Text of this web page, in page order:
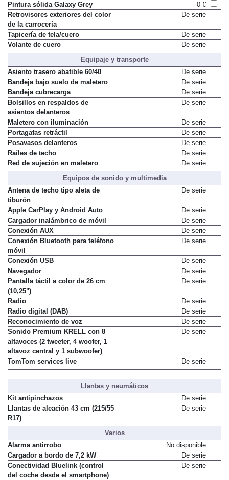
Pintura sólida Galaxy Grey
0 €
Retrovisores exteriores del color
de la carrocería
De serie
Tapicería de tela/cuero
De serie
Volante de cuero
De serie
Equipaje y transporte
Asiento trasero abatible 60/40
De serie
Bandeja bajo suelo de maletero
De serie
Bandeja cubrecarga
De serie
Bolsillos en respaldos de
asientos delanteros
De serie
Maletero con iluminación
De serie
Portagafas retráctil
De serie
Posavasos delanteros
De serie
Raíles de techo
De serie
Red de sujeción en maletero
De serie
Equipos de sonido y multimedia
Antena de techo tipo aleta de
tiburón
De serie
Apple CarPlay y Android Auto
De serie
Cargador inalámbrico de móvil
De serie
Conexión AUX
De serie
Conexión Bluetooth para teléfono
móvil
De serie
Conexión USB
De serie
Navegador
De serie
Pantalla táctil a color de 26 cm
(10,25")
De serie
Radio
De serie
Radio digital (DAB)
De serie
Reconocimiento de voz
De serie
Sonido Premium KRELL con 8
altavoces (2 tweeter, 4 woofer, 1
altavoz central y 1 subwoofer)
De serie
TomTom services live De serie
Llantas y neumáticos
Kit antipinchazos
De serie
Llantas de aleación 43 cm (215/55
R17)
De serie
Varios
Alarma antirrobo
No disponible
Cargador a bordo de 7,2 kW
De serie
Conectividad Bluelink (control
del coche desde el smartphone)
De serie